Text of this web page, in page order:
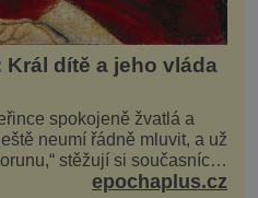
dítě a jeho vláda
spokojeně žvatlá a
neumí řádně mluvit, a už
stěžují si současníci,
droboučký princ se dnes
epochaplus.cz